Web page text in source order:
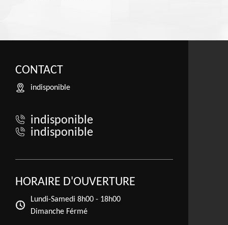
CONTACT
indisponible
indisponible
indisponible
HORAIRE D'OUVERTURE
Lundi-Samedi 8h00 - 18h00
Dimanche Férmé